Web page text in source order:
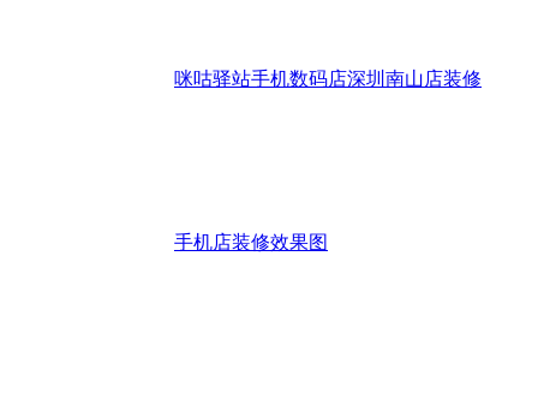
咪咕驿站手机数码店深圳南山店装修
手机店装修效果图